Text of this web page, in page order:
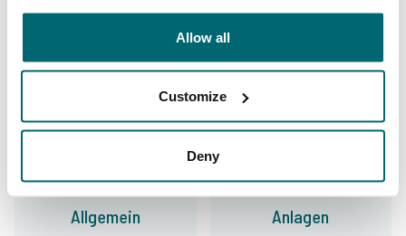
Allow all
Customize
Deny
haben uns bereits bewertet
Allgemein Anlagen